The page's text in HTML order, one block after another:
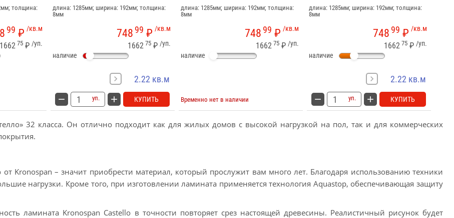
толщина:
/кв.м
99 ₽
/уп.
1662 75 ₽
длина: 1285мм; ширина: 192мм; толщина:
8мм
/кв.м
748 99 ₽
/уп.
1662 75 ₽
наличие
2.22 кв.м
уп. КУПИТЬ
длина: 1285мм; ширина: 192мм; толщина:
8мм
/кв.м
748 99 ₽
/уп.
1662 75 ₽
наличие
Временно нет в наличии
длина: 1285мм; ширина: 192мм; толщина:
8мм
/кв.м
748 99 ₽
/уп.
1662 75 ₽
наличие
2.22 кв.м
уп. КУПИТЬ
32 класса. Он отлично подходит как для жилых домов с высокой нагрузкой на пол, так и для коммерческих
Kronospan – значит приобрести материал, который прослужит вам много лет. Благодаря использованию техники
нагрузки. Кроме того, при изготовлении ламината применяется технология Aquastop, обеспечивающая защиту
ламината Kronospan Castello в точности повторяет срез настоящей древесины. Реалистичный рисунок будет